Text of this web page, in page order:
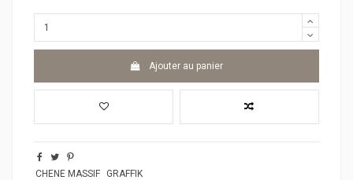
Ajouter au panier
CHENE MASSIF
GRAFFIK